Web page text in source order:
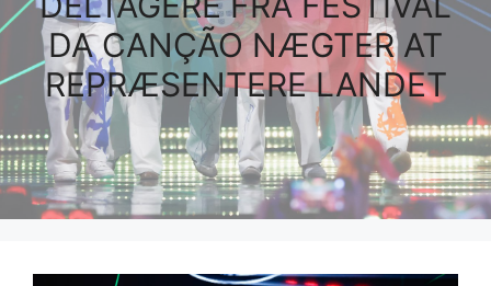
DA CANÇÃO NÆGTER AT
REPRÆSENTERE LANDET